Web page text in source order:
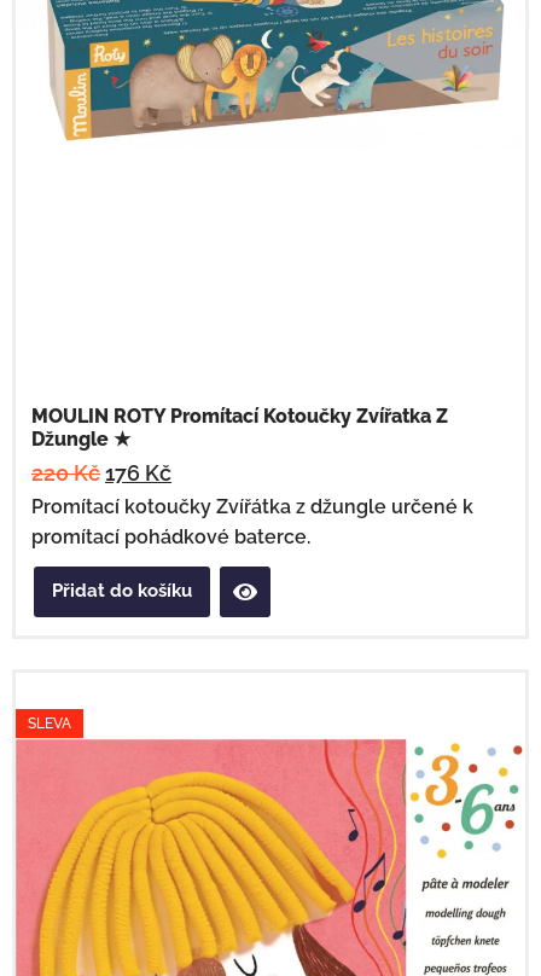
MOULIN ROTY Promítací Kotoučky Zvířatka Z
Džungle ★
220Kč176 Kč
Promítací kotoučky Zvířátka z džungle určené k
promítací pohádkové baterce.
Přidat do košíku
SLEVA